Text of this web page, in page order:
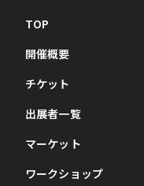
TOP
開催概要
チケット
出展者一覧
マーケット
ワークショップ